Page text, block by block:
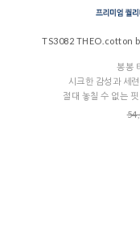
TS3082
봉봉
시크한 감성과 세
절대 놓칠 수 없는